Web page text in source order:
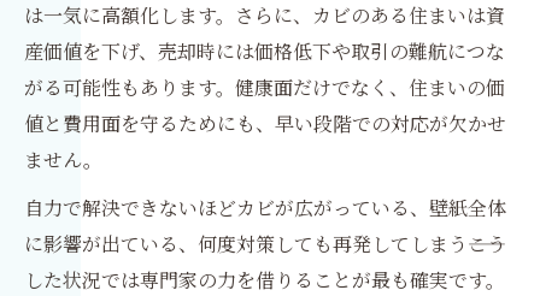
は一気に高額化します。さらに、カビのある住まいは資
産価値を下げ、売却時には価格低下や取引の難航につな
がる可能性もあります。健康面だけでなく、住まいの価
値と費用面を守るためにも、早い段階での対応が欠かせ
ません。
自力で解決できないほどカビが広がっている、壁紙全体
に影響が出ている、何度対策しても再発してしまう――こう
した状況では専門家の力を借りることが最も確実です。